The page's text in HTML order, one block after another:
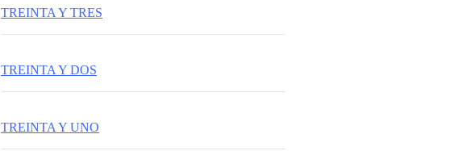
TREINTA Y TRES
TREINTA Y DOS
TREINTA Y UNO